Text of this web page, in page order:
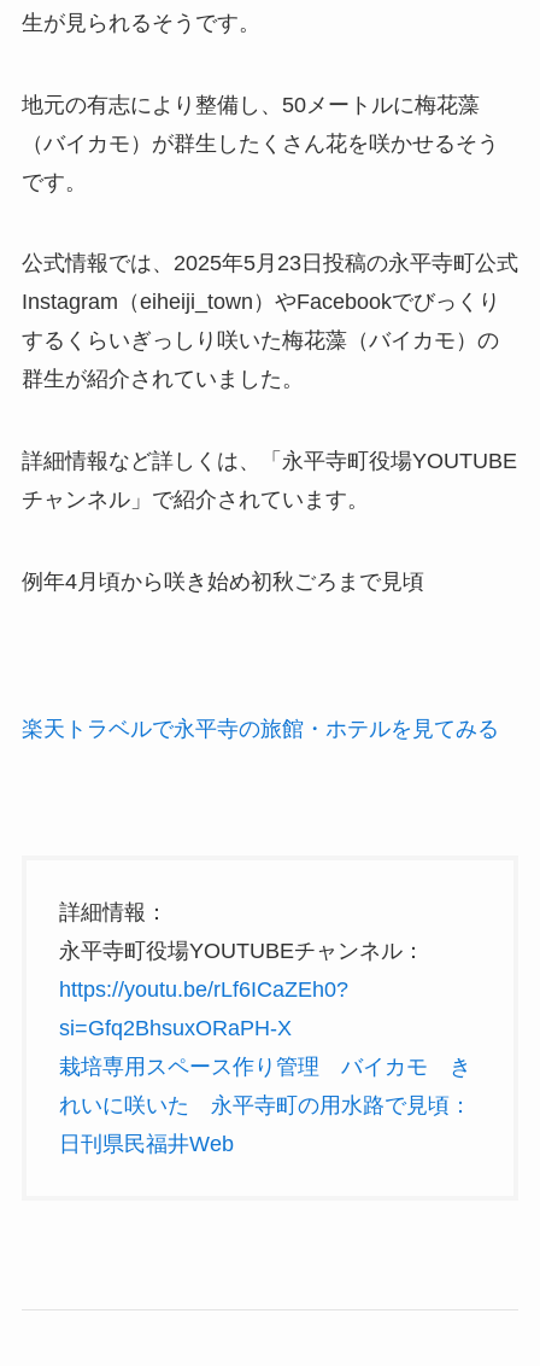
生が見られるそうです。
地元の有志により整備し、50メートルに梅花藻
（バイカモ）が群生したくさん花を咲かせるそう
です。
公式情報では、2025年5月23日投稿の永平寺町公式
Instagram（eiheiji_town）やFacebookでびっくり
するくらいぎっしり咲いた梅花藻（バイカモ）の
群生が紹介されていました。
詳細情報など詳しくは、「永平寺町役場YOUTUBE
チャンネル」で紹介されています。
例年4月頃から咲き始め初秋ごろまで見頃
楽天トラベルで永平寺の旅館・ホテルを見てみる
詳細情報：
永平寺町役場YOUTUBEチャンネル：
https://youtu.be/rLf6ICaZEh0?
si=Gfq2BhsuxORaPH-X
栽培専用スペース作り管理 バイカモ き
れいに咲いた 永平寺町の用水路で見頃：
日刊県民福井Web